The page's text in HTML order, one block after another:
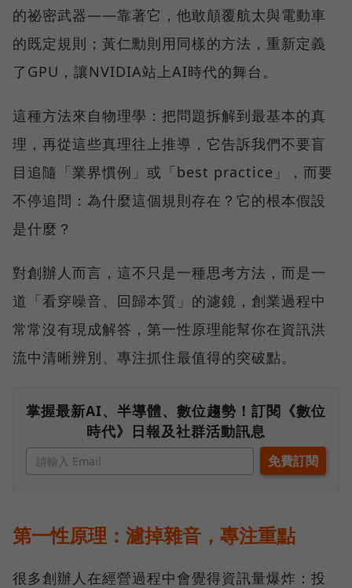
的祕密武器——靠著它，他敢顛覆航太與電動車
的既定規則；黃仁勳則用同樣的方法，重新定義
了GPU，讓NVIDIA站上AI時代的舞台。
這種方法來自物理學：把問題拆解到最基本的真
理，再從這些真理往上推導，它告訴我們不要盲
目追隨「業界慣例」或「best practice」，而要
不停追問：為什麼這個規則存在？它的根本假設
是什麼？
對創辦人而言，這不只是一種思考方法，而是一
道「看穿噪音、回歸本質」的濾鏡，創業過程中
常常沒有現成解答，第一性原理能幫你在資訊洪
流中清晰辨別、專注抓住最值得的突破點。
掌握最新AI、半導體、數位趨勢！訂閱《數位
時代》日報及社群活動訊息
第一性原理：濾掉雜音，專注重點
很多創辦人在經營過程中會覺得資訊量爆炸：投